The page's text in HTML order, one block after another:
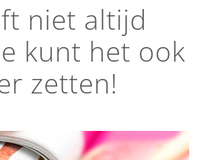
niet altijd
kunt het ook
zetten!